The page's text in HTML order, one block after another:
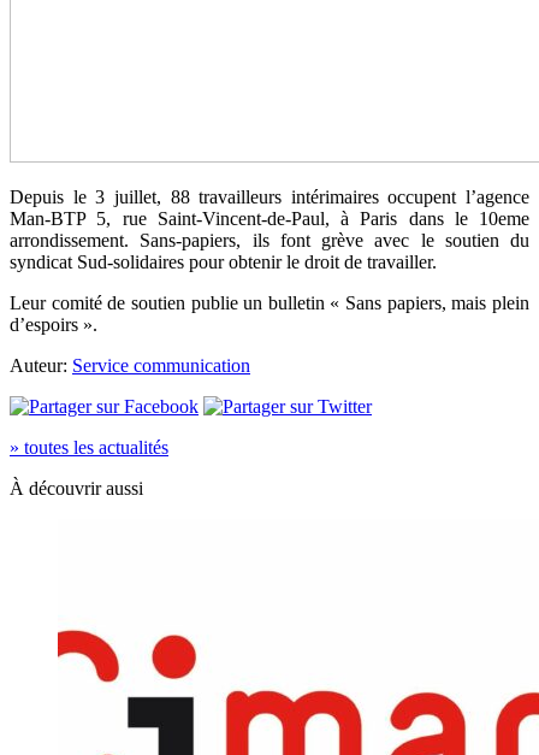
Depuis le 3 juillet, 88 travailleurs intérimaires occupent l’agence
Man-BTP 5, rue Saint-Vincent-de-Paul, à Paris dans le 10eme
arrondissement. Sans-papiers, ils font grève avec le soutien du
syndicat Sud-solidaires pour obtenir le droit de travailler.
Leur comité de soutien publie un bulletin « Sans papiers, mais plein
d’espoirs ».
Auteur: Service communication
» toutes les actualités
À découvrir aussi